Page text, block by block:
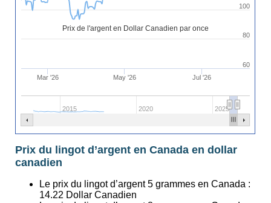
Prix de l'argent en Dollar Canadien par once
Mar '26 May '26 Jul '26
2015 2020 2025
80
100
60
Prix du lingot d’argent en Canada en dollar
canadien
Le prix du lingot d’argent 5 grammes en Canada :
14.22 Dollar Canadien